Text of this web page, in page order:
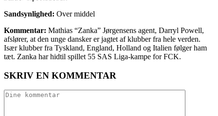
Sandsynlighed: Over middel
Kommentar: Mathias “Zanka” Jørgensens agent, Darryl Powell,
afslører, at den unge dansker er jagtet af klubber fra hele verden.
Især klubber fra Tyskland, England, Holland og Italien følger ham
tæt. Zanka har hidtil spillet 55 SAS Liga-kampe for FCK.
SKRIV EN KOMMENTAR